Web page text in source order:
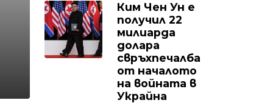
Ким Чен Ун е
получил 22
милиарда
долара
свръхпечалба
от началото
на войната в
Украйна